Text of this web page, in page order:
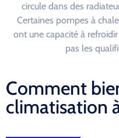
circule dans des
Certaines pompes à
ont une capacité à
pas les
Comment
climatisation